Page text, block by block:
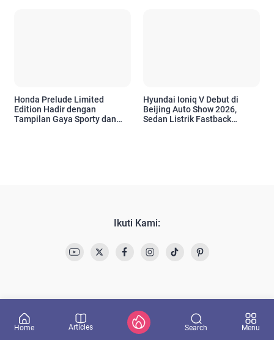
Honda Prelude Limited
Edition Hadir dengan
Tampilan Gaya Sporty dan
Hyundai Ioniq V Debut di
Beijing Auto Show 2026,
Sedan Listrik Fastback
Ikuti Kami:
Home Articles Search Menu